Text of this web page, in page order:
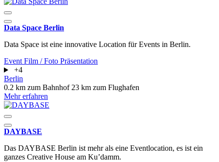
Data Space Berlin
Data Space ist eine innovative Location für Events in Berlin.
Event Film / Foto Präsentation
+4
Berlin
0.2 km zum Bahnhof 23 km zum Flughafen
Mehr erfahren
DAYBASE
Das DAYBASE Berlin ist mehr als eine Eventlocation, es ist ein
ganzes Creative House am Ku’damm.